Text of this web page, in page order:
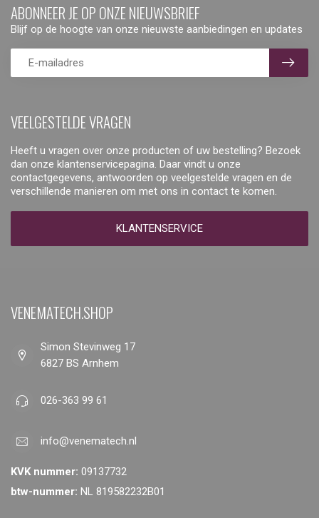
VEELGESTELDE VRAGEN
Heeft u vragen over onze producten of uw bestelling? Bezoek
dan onze klantenservicepagina. Daar vindt u onze
contactgegevens, antwoorden op veelgestelde vragen en de
verschillende manieren om met ons in contact te komen.
KLANTENSERVICE
ABONNEER JE OP ONZE NIEUWSBRIEF
Blijf op de hoogte van onze nieuwste aanbiedingen en updates
VENEMATECH.SHOP
Simon Stevinweg 17
6827 BS Arnhem
026-363 99 61
info@venematech.nl
KVK nummer: 09137732
btw-nummer: NL 819582232B01